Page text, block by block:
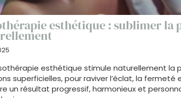
esthétique : sublimer la
esthétique stimule naturellement la
superficielles, pour raviver l’éclat, la fermeté
un résultat progressif, harmonieux et